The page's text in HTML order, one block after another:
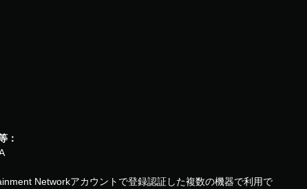
：
Networkアカウントで登録認証した複数の機器で利用で